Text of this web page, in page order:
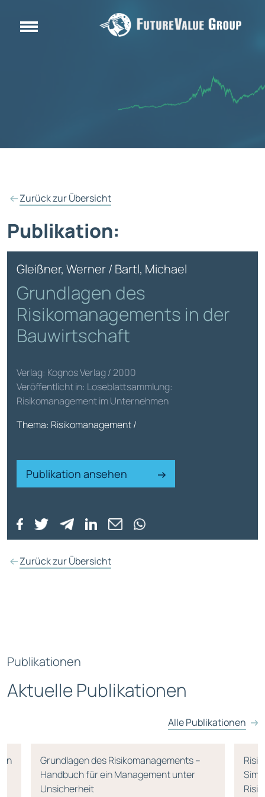
Zurück zur Übersicht
Publikation:
Gleißner, Werner / Bartl, Michael
Grundlagen des
Risikomanagements in der
Bauwirtschaft
Verlag: Kognos Verlag / 2000
Veröffentlicht in: Loseblattsammlung:
Risikomanagement im Unternehmen
Thema: Risikomanagement /
Publikation ansehen
Zurück zur Übersicht
Publikationen
Aktuelle Publikationen
Alle Publikationen
Grundlagen des Risikomanagements –
Handbuch für ein Management unter
Unsicherheit